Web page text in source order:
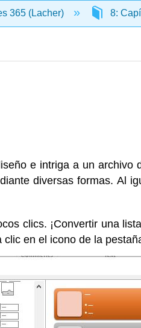
365 (Lacher) 8:
e intriga a un archivo
diversas formas. Al
clics. ¡Convertir una
en el icono de la